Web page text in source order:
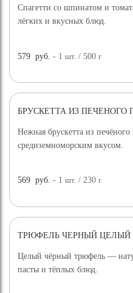
Спагетти со шпинатом и
лёгких и вкусных блюд.
579 руб. - 1шт. / 500г
БРУСКЕТТА ИЗ ПЕЧЕНОГО
Нежная брускетта из
средиземноморским вкусом.
569 руб. - 1шт. / 230г
ДОСТАВКА БЕСПЛАТНО
ТРЮФЕЛЬ ЧЕРНЫЙ ЦЕЛЫЙ
Целый чёрный трюфель —
пасты и тёплых блюд.